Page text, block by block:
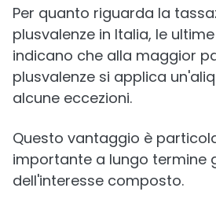
Per quanto riguarda la
plusvalenze in Italia, le
indicano che alla maggior
plusvalenze si applica
alcune eccezioni.
Questo vantaggio è
importante a lungo termine
dell'interesse composto.